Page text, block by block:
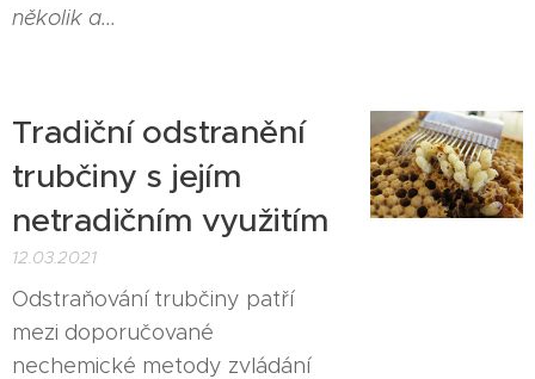
několik a...
Tradiční odstranění
trubčiny s jejím
netradičním využitím
12.03.2021
Odstraňování trubčiny patří
mezi doporučované
nechemické metody zvládání